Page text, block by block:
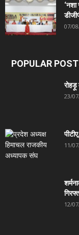
‘नशा
07/
POPULAR
23/
11/
12/